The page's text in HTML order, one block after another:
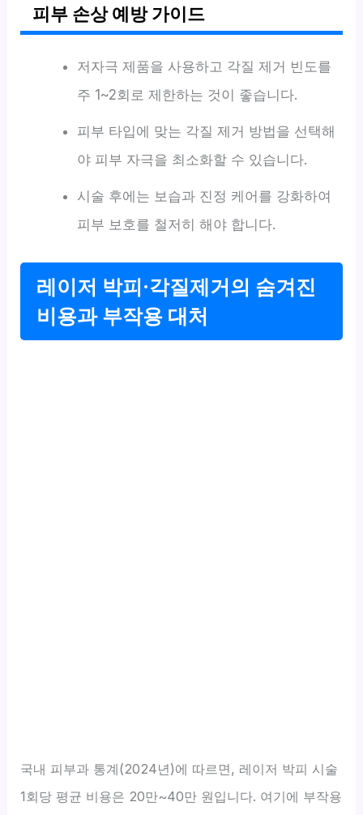
피부 손상 예방 가이드
저자극 제품을 사용하고 각질 제거 빈도를
주 1~2회로 제한하는 것이 좋습니다.
피부 타입에 맞는 각질 제거 방법을 선택해
야 피부 자극을 최소화할 수 있습니다.
시술 후에는 보습과 진정 케어를 강화하여
피부 보호를 철저히 해야 합니다.
레이저 박피·각질제거의 숨겨진
비용과 부작용 대처
국내 피부과 통계(2024년)에 따르면, 레이저 박피 시술
1회당 평균 비용은 20만~40만 원입니다. 여기에 부작용